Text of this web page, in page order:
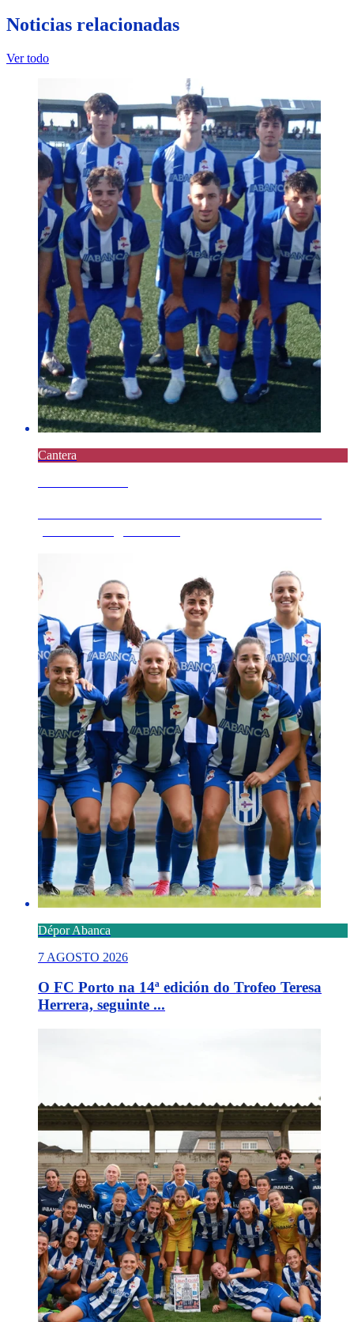
Noticias relacionadas
Ver todo
Cantera
Dépor Abanca
7 AGOSTO 2026
O FC Porto na 14ª edición do Trofeo Teresa
Herrera, seguinte ...